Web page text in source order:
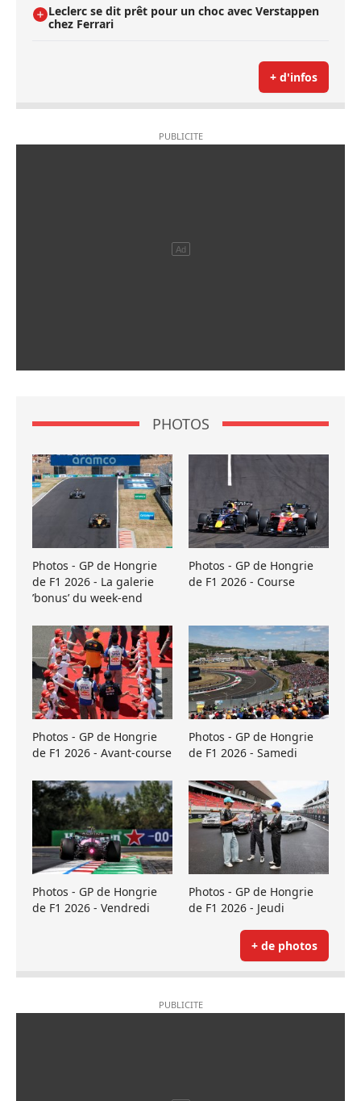
Leclerc se dit prêt pour un choc avec Verstappen
chez Ferrari
+ d'infos
PHOTOS
Photos - GP de Hongrie
de F1 2026 - La galerie
’bonus’ du week-end
Photos - GP de Hongrie
de F1 2026 - Course
Photos - GP de Hongrie
de F1 2026 - Avant-course
Photos - GP de Hongrie
de F1 2026 - Samedi
Photos - GP de Hongrie
de F1 2026 - Vendredi
Photos - GP de Hongrie
de F1 2026 - Jeudi
+ de photos